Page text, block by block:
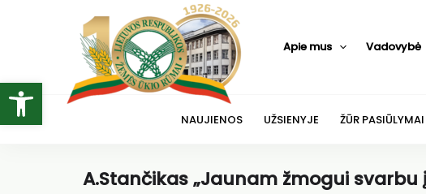
Open toolbar
Apie mus Vadovybė
NAUJIENOS UŽSIENYJE ŽŪR PASIŪLYMAI
A.Stančikas „Jaunam žmogui svarbu